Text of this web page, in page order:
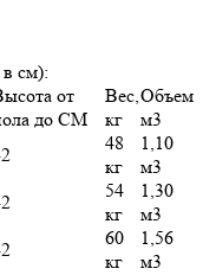
см):
от
до СМ
Вес,
кг
Объем
м3
48
кг
1,10
м3
54
кг
1,30
м3
60
кг
1,56
м3